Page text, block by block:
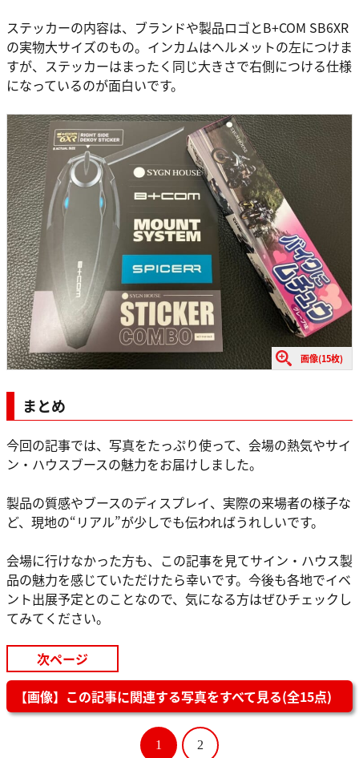
ステッカーの内容は、ブランドや製品ロゴとB+COM SB6XR
の実物大サイズのもの。インカムはヘルメットの左につけま
すが、ステッカーはまったく同じ大きさで右側につける仕様
になっているのが面白いです。
画像(15枚)
まとめ
今回の記事では、写真をたっぷり使って、会場の熱気やサイ
ン・ハウスブースの魅力をお届けしました。
製品の質感やブースのディスプレイ、実際の来場者の様子な
ど、現地の“リアル”が少しでも伝わればうれしいです。
会場に行けなかった方も、この記事を見てサイン・ハウス製
品の魅力を感じていただけたら幸いです。今後も各地でイベ
ント出展予定とのことなので、気になる方はぜひチェックし
てみてください。
次ページ
【画像】この記事に関連する写真をすべて見る(全15点)
1 2